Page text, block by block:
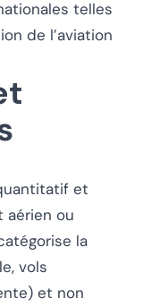
telles
de l’aviation
et
ou
la
vols
et non